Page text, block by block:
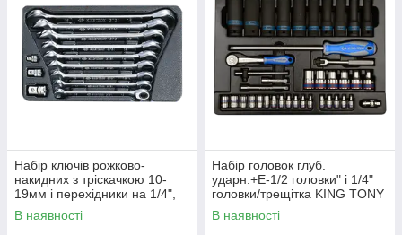
Набір ключів рожково-
накидних з тріскачкою 10-
19мм і перехідники на 1/4",
3/8", 1/2" під головки 12 King
Tony
В наявності
Набір головок глуб.
ударн.+Е-1/2 головки" і 1/4"
головки/трещітка KING TONY
9-7540MR (Тайвань)
В наявності